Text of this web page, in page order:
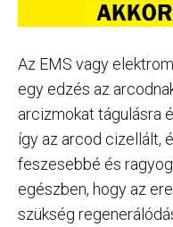
Az EMS vagy
egy edzés az
arcizmokat tágulásra
így az arcod cizellált,
feszesebbé és
egészben, hogy az
szükség